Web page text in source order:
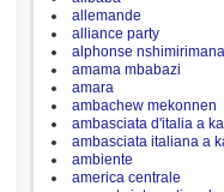
allemande
alliance party
alphonse nshimirimana
amama mbabazi
amara
ambachew mekonnen
ambasciata d'italia a
ambasciata italiana a
ambiente
america centrale